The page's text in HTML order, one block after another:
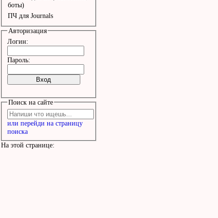
Кто сколько выиграл,
проиграл,
Кто взял все и ничего
в эти странные дни...
Странные ночи и
Тусклые будни мерцают
яростный праздник
Как странные сны
боты)
ПЧ для Journals
Авторизация
Логин:
Пароль:
Поиск на сайте
или перейди на страницу
поиска
На этой странице: